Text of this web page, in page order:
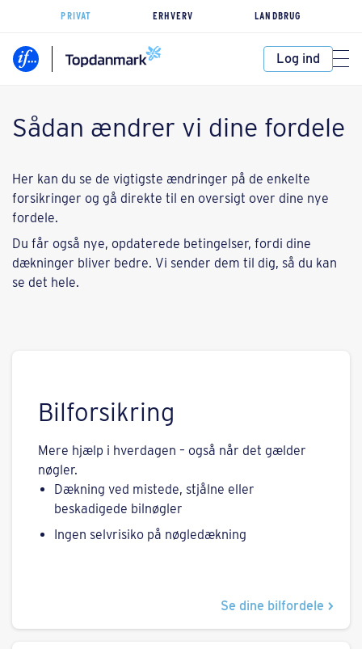
PRIVAT ERHVERV LANDBRUG
Log ind
Sådan ændrer vi dine fordele
Her kan du se de vigtigste ændringer på de enkelte
forsikringer og gå direkte til en oversigt over dine nye
fordele.
Du får også nye, opdaterede betingelser, fordi dine
dækninger bliver bedre. Vi sender dem til dig, så du kan
se det hele.
Bilforsikring
Mere hjælp i hverdagen – også når det gælder
nøgler.
Dækning ved mistede, stjålne eller
beskadigede bilnøgler
Ingen selvrisiko på nøgledækning
Se dine bilfordele